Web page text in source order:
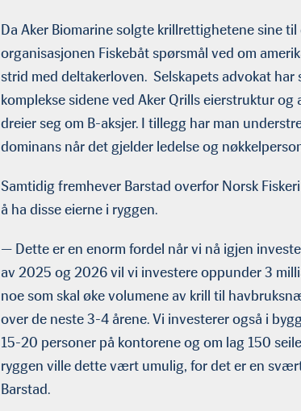
Da Aker Biomarine solgte krillrettighetene sine
organisasjonen Fiskebåt spørsmål ved om
strid med deltakerloven. Selskapets advokat har
komplekse sidene ved Aker Qrills eierstruktur
dreier seg om B-aksjer. I tillegg har man
dominans når det gjelder ledelse og
Samtidig fremhever Barstad overfor Norsk
å ha disse eierne i ryggen.
— Dette er en enorm fordel når vi nå igjen
av 2025 og 2026 vil vi investere oppunder 3
noe som skal øke volumene av krill til
over de neste 3-4 årene. Vi investerer også i
15-20 personer på kontorene og om lag 150
ryggen ville dette vært umulig, for det er en
Barstad.